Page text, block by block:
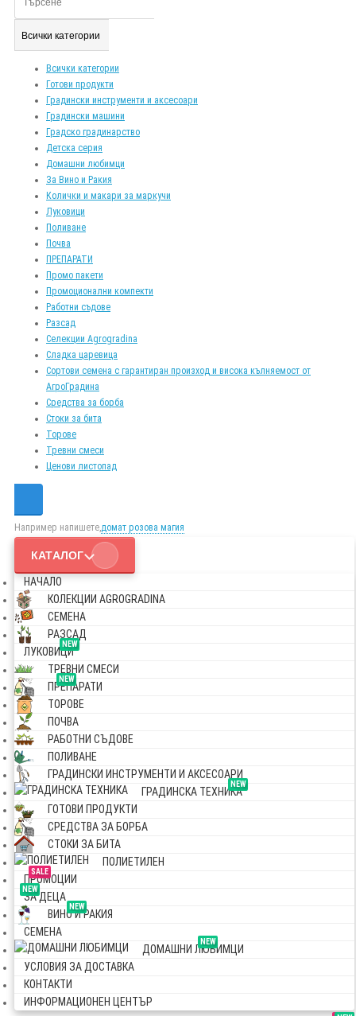
Всички категории
Всички категории
Готови продукти
Градински инструменти и аксесоари
Градински машини
Градско градинарство
Детска серия
Домашни любимци
За Вино и Ракия
Колички и макари за маркучи
Луковици
Поливане
Почва
ПРЕПАРАТИ
Промо пакети
Промоционални компекти
Работни съдове
Разсад
Селекции Agrogradina
Сладка царевица
Сортови семена с гарантиран произход и висока кълняемост от
АгроГрадина
Средства за борба
Стоки за бита
Торове
Тревни смеси
Ценови листопад
Например напишете,домат розова магия
КАТАЛОГ
НАЧАЛО
КОЛЕКЦИИ AGROGRADINA
СЕМЕНА
РАЗСАД
NEW
ЛУКОВИЦИ
ТРЕВНИ СМЕСИ
NEW
ПРЕПАРАТИ
ТОРОВЕ
ПОЧВА
РАБОТНИ СЪДОВЕ
ПОЛИВАНЕ
ГРАДИНСКИ ИНСТРУМЕНТИ И АКСЕСОАРИ
NEW
ГРАДИНСКА ТЕХНИКА
ГОТОВИ ПРОДУКТИ
СРЕДСТВА ЗА БОРБА
СТОКИ ЗА БИТА
ПОЛИЕТИЛЕН
SALE
ПРОМОЦИИ
NEW
ЗА ДЕЦА
NEW
ВИНО И РАКИЯ
СЕМЕНА
NEW
ДОМАШНИ ЛЮБИМЦИ
УСЛОВИЯ ЗА ДОСТАВКА
КОНТАКТИ
ИНФОРМАЦИОНЕН ЦЕНТЪР